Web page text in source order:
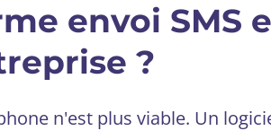
envoi SMS
?
n'est plus viable. Un